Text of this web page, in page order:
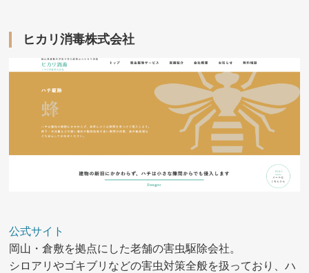
ヒカリ消毒株式会社
公式サイト
岡山・倉敷を拠点にした老舗の害虫駆除会社。
シロアリやゴキブリなどの害虫対策全般を扱っており、ハ